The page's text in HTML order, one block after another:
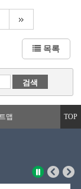
목록
맵 TOP